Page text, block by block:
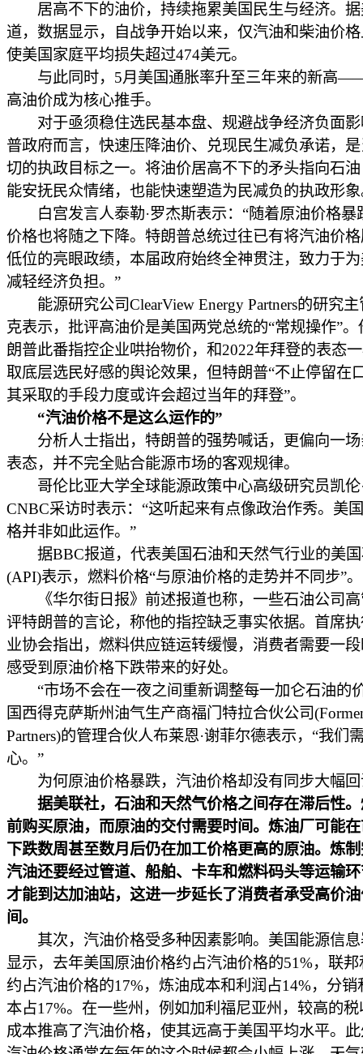
居高不下的油价，持续拖累美国民生与经济。据
道，数据显示，自战争开始以来，仅汽油和柴油价
使美国家庭平均损失超过474美元。
与此同时，5月美国通胀率升至三年来的新高
高油价成为核心推手。
对于亟须稳住选民基本盘、规避战争经济负面影
普政府而言，快速压降油价、兑现民生减负承诺，
切的执政目标之一。将油价居高不下的矛头指向石
能安抚民众情绪，也能快速塑造为民减负的执政形
白宫发言人泰勒·罗杰斯表示：“随着原油价格暴
价格也将随之下降。特朗普总统过往已有将汽油价
低位的亮眼政绩，本届政府始终全神贯注，致力于
减轻经济负担。”
能源研究公司ClearView Energy Partners的研究主
克表示，批评高油价是美国两党总统的“常规操作”。
朗普此番指控企业哄抬物价，和2022年拜登的表态
取底层选民好感的舆论效果，但特朗普“不止停留在
其采取的手段力度或许会超过当年的拜登”。
“汽油价格不是这么运作的”
分析人士指出，特朗普的强势喊话，更偏向一场
表态，并不完全贴合能源市场的客观规律。
哥伦比亚大学全球能源政策中心高级研究员凯伦
CNBC采访时表示：“这听起来有点像政治作秀。美
格并非如此运作。”
据BBC报道，代表美国石油和天然气行业的美国
(API)表示，燃料价格“与原油价格的走势并不同步”。
《华尔街日报》前述报道也称，一些石油公司高
评特朗普的言论，称他的指控缺乏事实依据。首席
业协会指出，燃料供应链运转缓慢，消费者需要一
感受到原油价格下跌带来的好处。
“市场不会在一夜之间重新调整每一加仑石油的
国西得克萨斯州油气生产商福门特拉合伙公司
Partners)的管理合伙人布莱恩·谢菲尔德表示，“我们
心。”
为何原油价格暴跌，汽油价格却没有同步大幅回
据美联社，石油和天然气价格之间存在滞后性。
前购买原油，而原油的交付需要时间。炼油厂可能
下跌数周甚至数月后仍在加工价格更高的原油。炼
汽油还要经过管道、船舶、卡车和燃料码头等运输
才能到达加油站，这进一步延长了消费者承受高价
间。
其次，汽油价格受多种因素影响。美国能源信息
显示，去年美国原油价格约占汽油价格的51%，联
约占汽油价格的17%，炼油成本和利润占14%，分销
本占17%。在一些州，例如加利福尼亚州，较高的
成本推高了汽油价格，使其远高于美国平均水平。